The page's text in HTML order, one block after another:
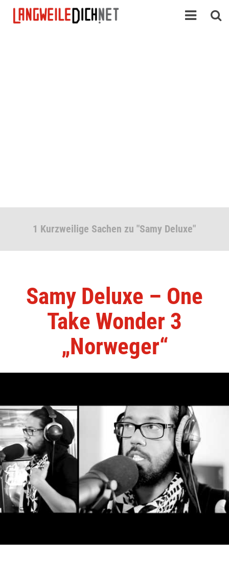
1 Kurzweilige Sachen zu "Samy Deluxe"
Samy Deluxe – One
Take Wonder 3
„Norweger“